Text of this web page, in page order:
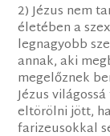
2) Jézus nem
életében a
legnagyobb
annak, aki
megelőznek
Jézus
eltörölni jött,
farizeusokkal